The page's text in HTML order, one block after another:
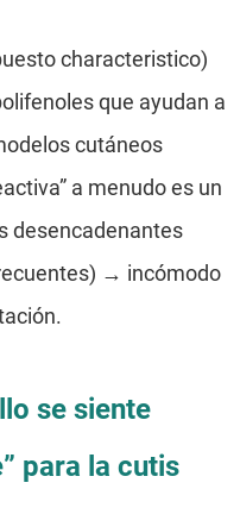
characteristico)
que ayudan a
cutáneos
a menudo es un
desencadenantes
→ incómodo
se siente
para la cutis